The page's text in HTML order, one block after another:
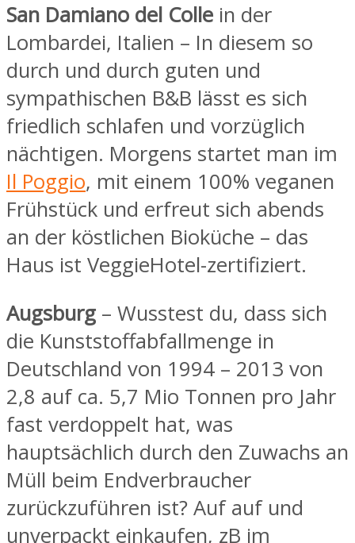
San Damiano del Colle in der
Lombardei, Italien – In diesem so
durch und durch guten und
sympathischen B&B lässt es sich
friedlich schlafen und vorzüglich
nächtigen. Morgens startet man im
Il Poggio, mit einem 100% veganen
Frühstück und erfreut sich abends
an der köstlichen Bioküche – das
Haus ist VeggieHotel-zertifiziert.
Augsburg – Wusstest du, dass sich
die Kunststoffabfallmenge in
Deutschland von 1994 – 2013 von
2,8 auf ca. 5,7 Mio Tonnen pro Jahr
fast verdoppelt hat, was
hauptsächlich durch den Zuwachs an
Müll beim Endverbraucher
zurückzuführen ist? Auf auf und
unverpackt einkaufen, zB im